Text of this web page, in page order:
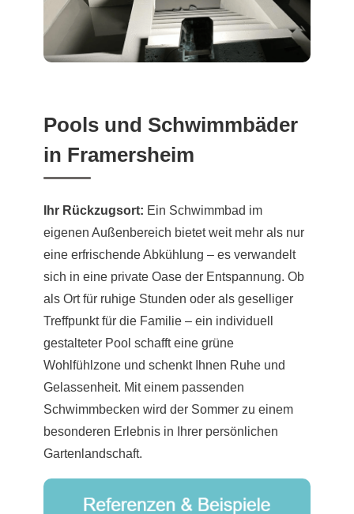
Pools und Schwimmbäder
in Framersheim
Ihr Rückzugsort: Ein Schwimmbad im
eigenen Außenbereich bietet weit mehr als nur
eine erfrischende Abkühlung – es verwandelt
sich in eine private Oase der Entspannung. Ob
als Ort für ruhige Stunden oder als geselliger
Treffpunkt für die Familie – ein individuell
gestalteter Pool schafft eine grüne
Wohlfühlzone und schenkt Ihnen Ruhe und
Gelassenheit. Mit einem passenden
Schwimmbecken wird der Sommer zu einem
besonderen Erlebnis in Ihrer persönlichen
Gartenlandschaft.